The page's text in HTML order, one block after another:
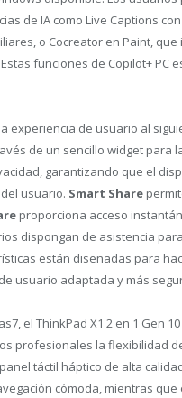
de IA como Live Captions
o Cocreator en Paint,
funciones de Copilot+ PC
experiencia de usuario al
de un sencillo widget para
garantizando que el
usuario. Smart Share
proporciona acceso
dispongan de asistencia
están diseñadas para
usuario adaptada y más
7, el ThinkPad X1 2 en 1 Gen
profesionales la flexibilidad
táctil háptico de alta
cómoda, mientras